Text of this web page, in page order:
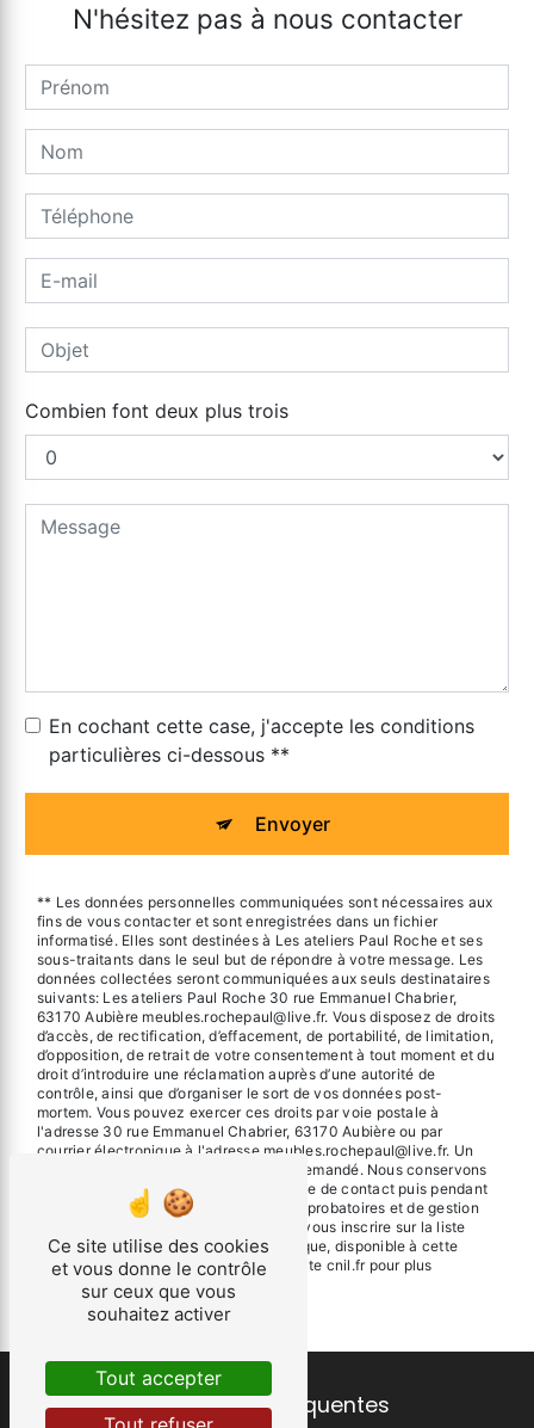
N'hésitez pas à nous contacter
Combien font deux plus trois
En cochant cette case, j'accepte les conditions
particulières ci-dessous **
Envoyer
** Les données personnelles communiquées sont nécessaires aux
fins de vous contacter et sont enregistrées dans un fichier
informatisé. Elles sont destinées à Les ateliers Paul Roche et ses
sous-traitants dans le seul but de répondre à votre message. Les
données collectées seront communiquées aux seuls destinataires
suivants: Les ateliers Paul Roche 30 rue Emmanuel Chabrier,
63170 Aubière meubles.rochepaul@live.fr. Vous disposez de droits
d’accès, de rectification, d’effacement, de portabilité, de limitation,
d’opposition, de retrait de votre consentement à tout moment et du
droit d’introduire une réclamation auprès d’une autorité de
contrôle, ainsi que d’organiser le sort de vos données post-
mortem. Vous pouvez exercer ces droits par voie postale à
l'adresse 30 rue Emmanuel Chabrier, 63170 Aubière ou par
courrier électronique à l'adresse meubles.rochepaul@live.fr. Un
justificatif d'identité pourra vous être demandé. Nous conservons
vos données pendant la période de prise de contact puis pendant
la durée de prescription légale aux fins probatoires et de gestion
des contentieux. Vous avez le droit de vous inscrire sur la liste
d'opposition au démarchage téléphonique, disponible à cette
adresse: Bloctel.gouv.fr. Consultez le site cnil.fr pour plus
d’informations sur vos droits.
Recherches fréquentes
Ce site utilise des cookies
et vous donne le contrôle
sur ceux que vous
souhaitez activer
Tout accepter